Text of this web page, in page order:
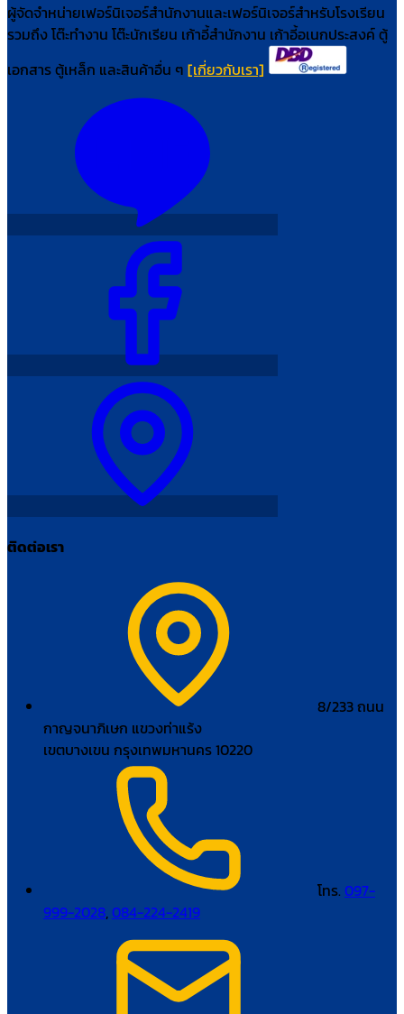
ผู้จัดจำหน่ายเฟอร์นิเจอร์สำนักงานและเฟอร์นิเจอร์สำหรับโรงเรียน
รวมถึง โต๊ะทำงาน โต๊ะนักเรียน เก้าอี้สำนักงาน เก้าอี้อเนกประสงค์ ตู้
เอกสาร ตู้เหล็ก และสินค้าอื่น ๆ [เกี่ยวกับเรา]
ติดต่อเรา
8/233 ถนน
กาญจนาภิเษก แขวงท่าแร้ง
เขตบางเขน กรุงเทพมหานคร 10220
โทร. 097-
999-2028,084-224-2419